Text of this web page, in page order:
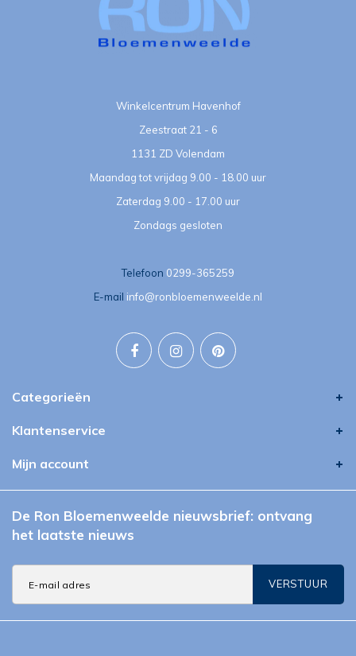
Winkelcentrum Havenhof
Zeestraat 21 - 6
1131 ZD Volendam
Maandag tot vrijdag 9.00 - 18.00 uur
Zaterdag 9.00 - 17.00 uur
Zondags gesloten
Telefoon 0299-365259
E-mail info@ronbloemenweelde.nl
Categorieën
Klantenservice
Mijn account
De Ron Bloemenweelde nieuwsbrief: ontvang
het laatste nieuws
VERSTUUR